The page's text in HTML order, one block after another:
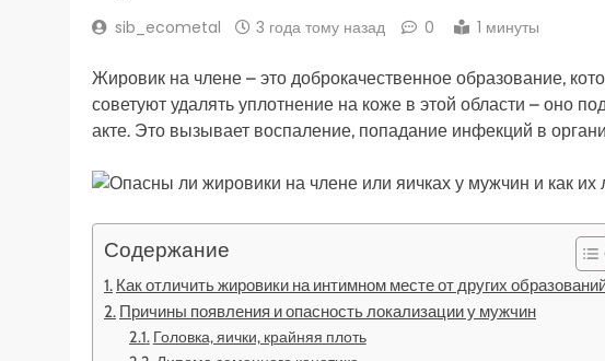
sib_ecometal 3 года тому назад 0 1 минуты
Жировик на члене – это доброкачественное образование,
советуют удалять уплотнение на коже в этой области – оно
акте. Это вызывает воспаление, попадание инфекций в
Содержание
Как отличить жировики на интимном месте от других
Причины появления и опасность локализации у мужчин
Головка, яички, крайняя плоть